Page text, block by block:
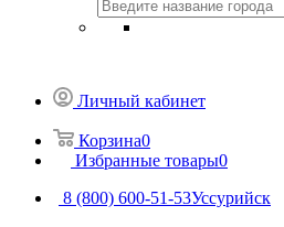
Личный кабинет
Корзина0
Избранные товары0
8 (800) 600-51-53Уссурийск